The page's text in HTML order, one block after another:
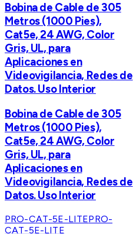
Bobina de Cable de 305
Metros (1000 Pies),
Cat5e, 24 AWG, Color
Gris, UL, para
Aplicaciones en
Videovigilancia, Redes de
Datos. Uso Interior
Bobina de Cable de 305
Metros (1000 Pies),
Cat5e, 24 AWG, Color
Gris, UL, para
Aplicaciones en
Videovigilancia, Redes de
Datos. Uso Interior
PRO-CAT-5E-LITEPRO-
CAT-5E-LITE